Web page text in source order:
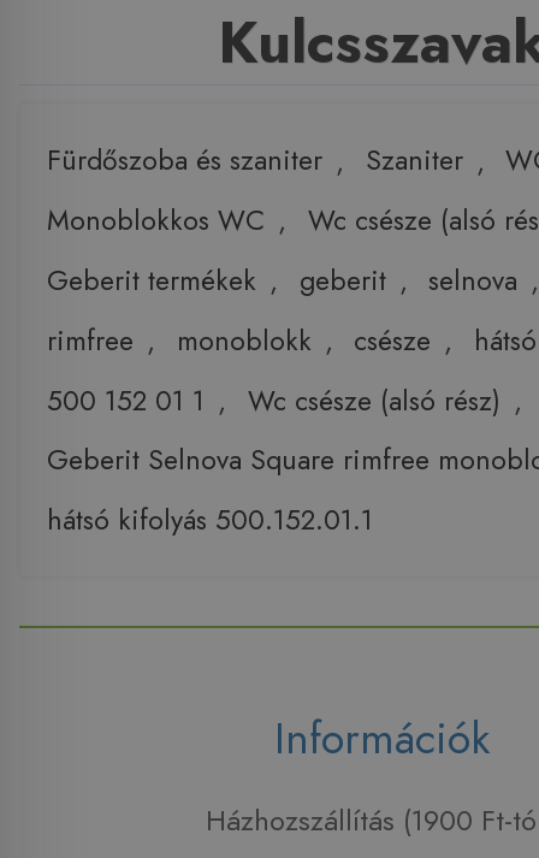
Fürdőszoba és szaniter , Szaniter ,
Monoblokkos WC , Wc csésze (alsó
Geberit termékek , geberit , selnova
rimfree , monoblokk , csésze ,
hátsó
500 152 01 1 , Wc csésze (alsó rész) ,
Geberit Selnova Square rimfree
hátsó kifolyás 500.152.01.1
Információk
Házhozszállítás (1900 Ft-